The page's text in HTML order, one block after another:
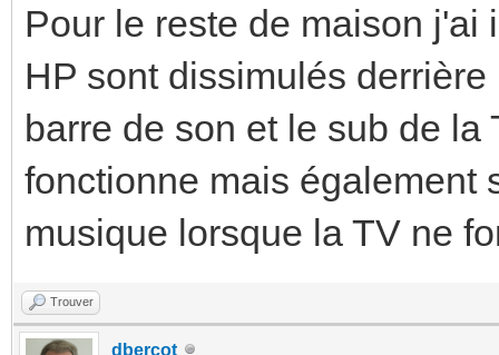
Pour le reste de maison
HP sont dissimulés
barre de son et le sub de
fonctionne mais également
musique lorsque la TV ne
Trouver
dbercot